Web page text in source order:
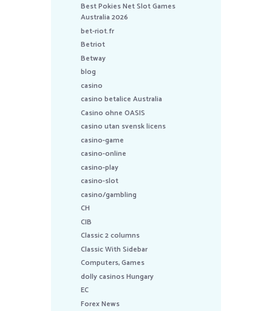
Best Pokies Net Slot Games
Australia 2026
bet-riot.fr
Betriot
Betway
blog
casino
casino betalice Australia
Casino ohne OASIS
casino utan svensk licens
casino-game
casino-online
casino-play
casino-slot
casino/gambling
CH
CIB
Classic 2 columns
Classic With Sidebar
Computers, Games
dolly casinos Hungary
EC
Forex News